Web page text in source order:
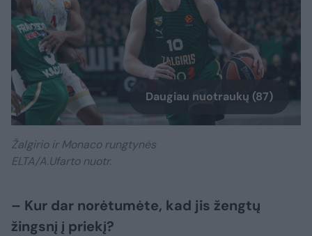
Daugiau nuotraukų (87)
Žalgirio ir Monaco rungtynės
ELTA/A.Ufarto nuotr.
– Kur dar norėtumėte, kad jis žengtų
žingsnį į priekį?